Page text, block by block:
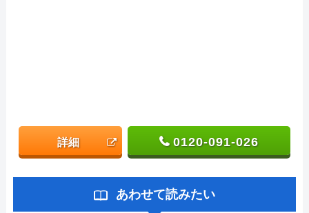
詳細 0120-091-026
あわせて読みたい